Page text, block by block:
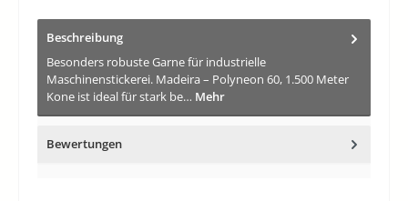
Beschreibung
Besonders robuste Garne für industrielle
Maschinenstickerei. Madeira – Polyneon 60, 1.500 Meter
Kone ist ideal für stark be… Mehr
Bewertungen